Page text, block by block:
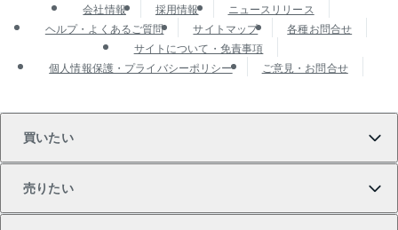
会社情報 採用情報
ニュースリリース
ヘルプ・よくあるご質問
サイトマップ
各種お問合せ
サイトについて・免責事項
個人情報保護・プライバシーポリシー
ご意見・お問合せ
買いたい
売りたい